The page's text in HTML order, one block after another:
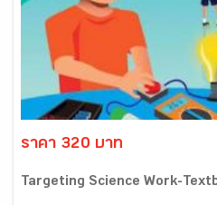
ราคา 320 บาท
Targeting Science Work-